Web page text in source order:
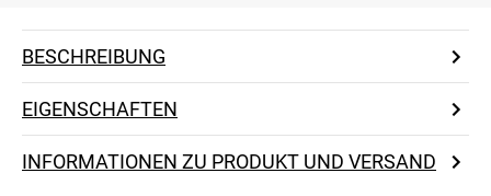
BESCHREIBUNG
EIGENSCHAFTEN
INFORMATIONEN ZU PRODUKT UND VERSAND